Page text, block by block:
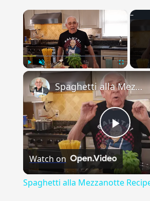
Unmute
Play
Spaghetti alla Mezzanotte Recipe
Watch on
Spaghetti alla Mezzanotte